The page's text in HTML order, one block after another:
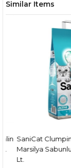
Similar Items
SaniCat Clumping
Marsilya Sabunlu